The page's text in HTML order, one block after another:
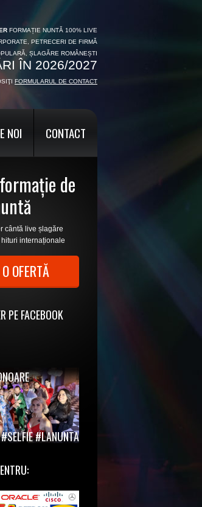
FORMAȚIE NUNTĂ 100% LIVE
PETRECERI DE FIRMĂ
ȘLAGĂRE ROMÂNEȘTI
ÎN 2026/2027
FORMULARUL DE CONTACT
NOI CONTACT
de
cântă live șlagăre
internaționale
OFERTĂ
PE FACEBOOK
#SELFIE #LANUNTA